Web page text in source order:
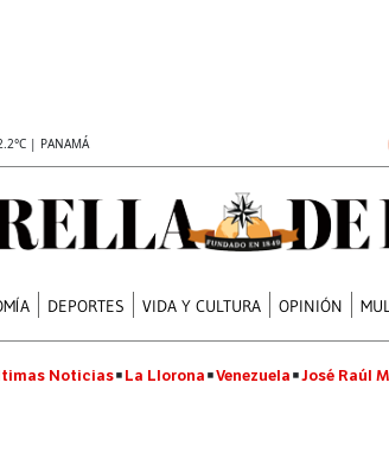
| PANAMÁ
DEPORTES VIDA Y CULTURA OPINIÓN
Noticias La Llorona Venezuela José Raúl